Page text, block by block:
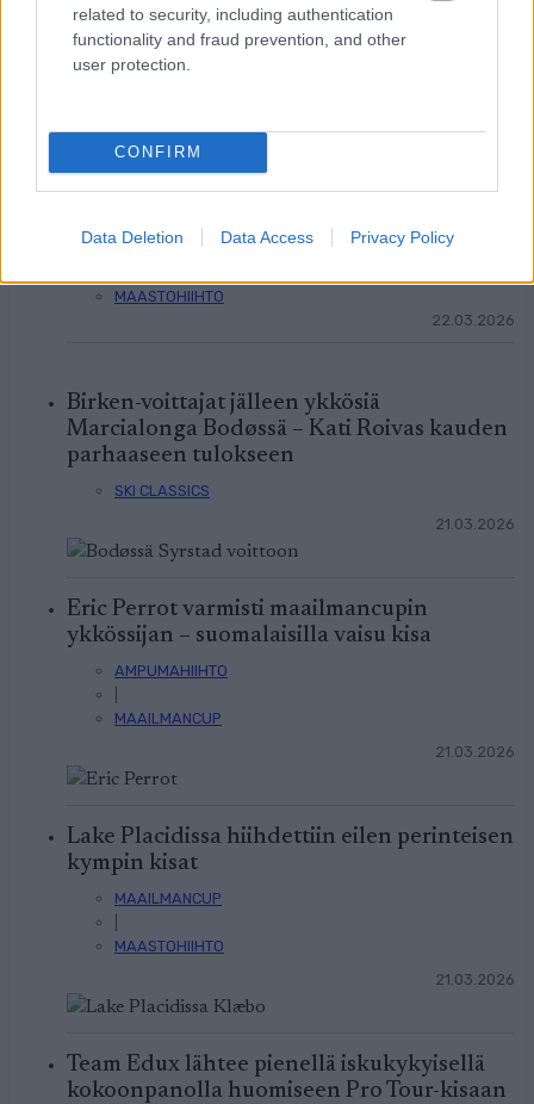
related to security, including authentication
functionality and fraud prevention, and other
user protection.
CONFIRM
Data Deletion Data Access Privacy Policy
Sprintit hiihdettiin eilen Lake
Placidissa – suomalaisilla ei
asiaa finaaleihin
MAAILMANCUP
MAASTOHIIHTO
22.03.2026
Birken-voittajat jälleen ykkösiä
Marcialonga Bodøssä – Kati Roivas kauden
parhaaseen tulokseen
SKI CLASSICS
21.03.2026
Eric Perrot varmisti maailmancupin
ykkössijan – suomalaisilla vaisu kisa
AMPUMAHIIHTO
MAAILMANCUP
21.03.2026
Lake Placidissa hiihdettiin eilen perinteisen
kympin kisat
MAAILMANCUP
MAASTOHIIHTO
21.03.2026
Team Edux lähtee pienellä iskukykyisellä
kokoonpanolla huomiseen Pro Tour-kisaan